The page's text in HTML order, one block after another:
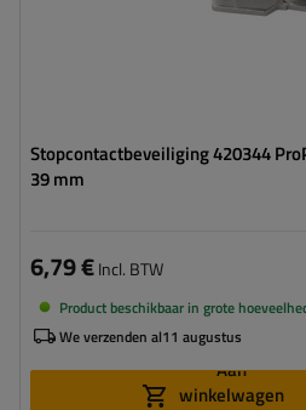
Stopcontactbeveiliging 420344
39 mm
6,79 €Incl. BTW
Product beschikbaar in grote
We verzenden al11 augustus
Aan
winkelwagen